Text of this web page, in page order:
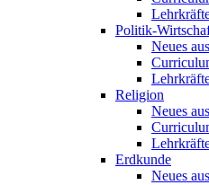
Politik-
Neues
Religion
Neues
Erdkunde
Neues